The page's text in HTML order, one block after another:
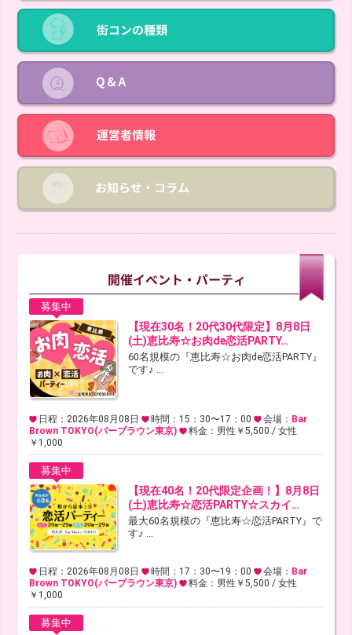
募集中
【現在30名！20代30代限定】8月8日
(土)恵比寿☆お肉de恋活PARTY…
60名規模の『恵比寿☆お肉de恋活PARTY』
です♪ ...
日程：2026年08月08日 時間：15：30〜17：00 会場： Bar
Brown TOKYO(バーブラウン東京)
料金：男性￥5,500 / 女性
￥1,000
募集中
【現在40名！20代限定企画！】8月8日
(土)恵比寿☆恋活PARTY☆スカイ…
最大60名規模の『恵比寿☆恋活PARTY』で
す♪ ...
日程：2026年08月08日 時間：17：30〜19：00 会場： Bar
Brown TOKYO(バーブラウン東京)
料金：男性￥5,500 / 女性
￥1,000
募集中